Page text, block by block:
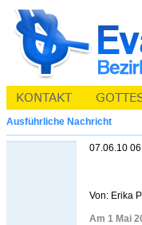
Ausführliche Nachricht
07.06.10
Von: Erika
Am 1 Mai